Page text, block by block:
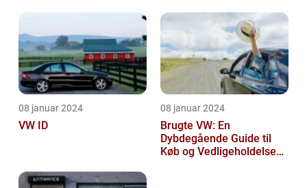
08 januar 2024
VW ID
08 januar 2024
Brugte VW: En
Dybdegående Guide til
Køb og Vedligeholdelse